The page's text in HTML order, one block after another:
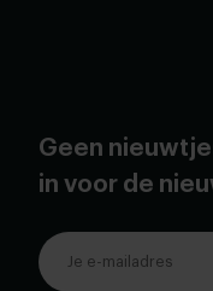
Geen
in voor de